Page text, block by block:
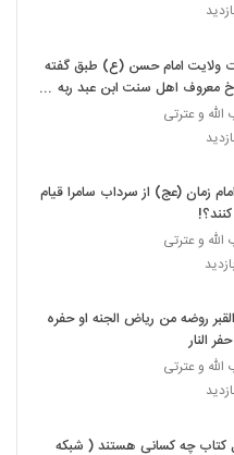
ولایت امام حسن (ع) طبق گفته
معروف اهل سنت ابن عبد ربه
الله و عترتی
زمان (عج) از سرداب سامرا قیام
الله و عترتی
روضه من ریاض الجنه او حفره
النار
الله و عترتی
کتاب چه کسانی هستند ( شبکه